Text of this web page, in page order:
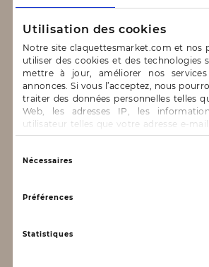
Utilisation des cookies
Notre site claquettesmarket.com et nos
utiliser des cookies et des technologies
mettre à jour, améliorer nos
annonces. Si vous l’acceptez, nous
traiter des données personnelles telles
Web, les adresses IP, les
utilisateur telles que votre adresse e-
cookies.
Vous avez le choix d’« Accepter »
utilisations, de « Refuser » pour
de sélectionner vos préférences
de cookie en cliquant sur « Valider la
options. Vous pouvez à tout moment
Nécessaires
Préférences
Statistiques
Blog
CONTACT & AIDE
FAQ
Nous contacter
INFORMATIONS
Mentions légales
Données personnelles, vie